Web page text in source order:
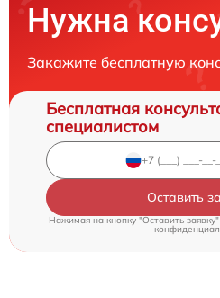
Нужна
Закажите бесплатную
Бесплатная
специалистом
Оставить
Нажимая на кнопку "Оставить